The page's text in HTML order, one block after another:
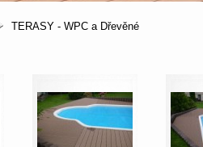
TERASY - WPC a Dřevěné